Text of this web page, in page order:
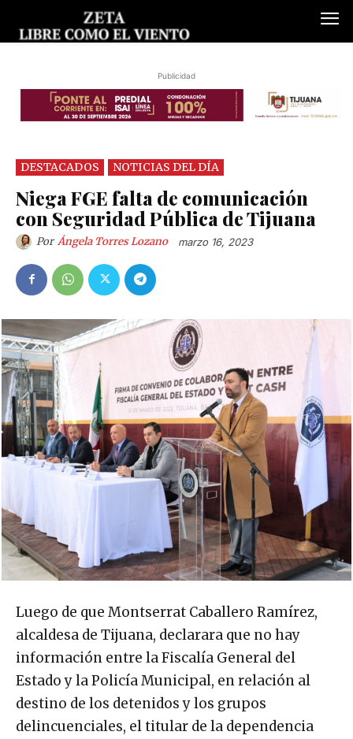
Publicidad
DESTACADOS NOTICIAS DEL DÍA
Niega FGE falta de comunicación
con Seguridad Pública de Tijuana
Por Ángela Torres Lozano marzo 16, 2023
Luego de que Montserrat Caballero Ramírez,
alcaldesa de Tijuana, declarara que no hay
información entre la Fiscalía General del
Estado y la Policía Municipal, en relación al
destino de los detenidos y los grupos
delincuenciales, el titular de la dependencia